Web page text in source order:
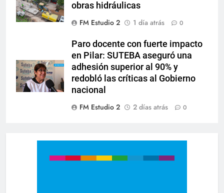
obras hidráulicas
FM Estudio 2
1 día atrás 0
Paro docente con fuerte impacto
en Pilar: SUTEBA aseguró una
adhesión superior al 90% y
redobló las críticas al Gobierno
nacional
FM Estudio 2
2 días atrás 0